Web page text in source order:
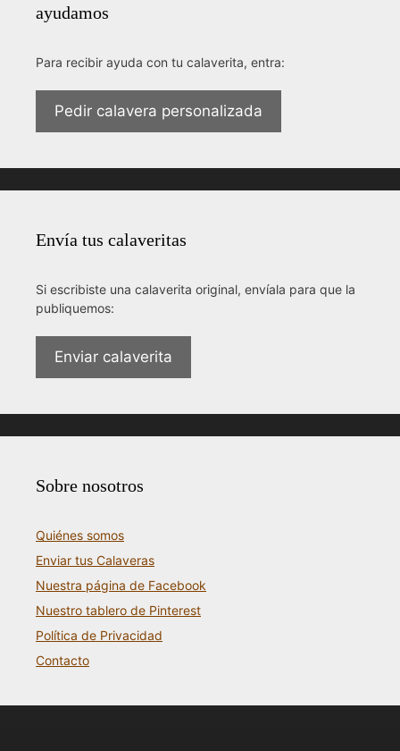
ayudamos
Para recibir ayuda con tu calaverita, entra:
Pedir calavera personalizada
Envía tus calaveritas
Si escribiste una calaverita original, envíala para que la
publiquemos:
Enviar calaverita
Sobre nosotros
Quiénes somos
Enviar tus Calaveras
Nuestra página de Facebook
Nuestro tablero de Pinterest
Política de Privacidad
Contacto